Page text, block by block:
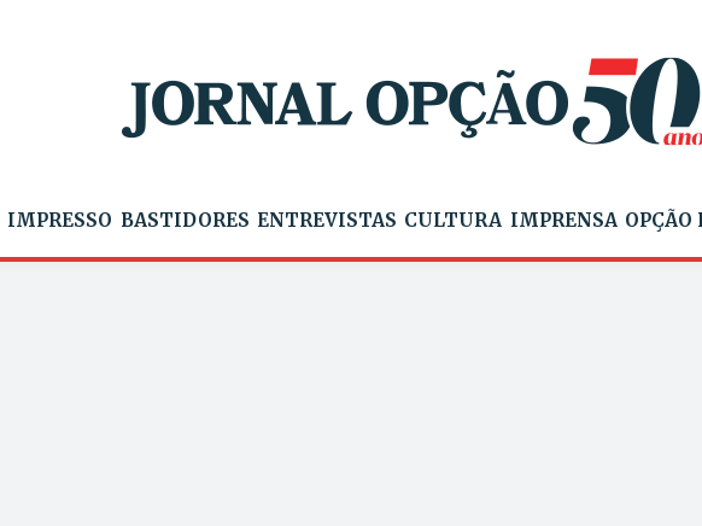
IMPRESSO BASTIDORES ENTREVISTAS CULTURA IMPRENSA OPÇÃO